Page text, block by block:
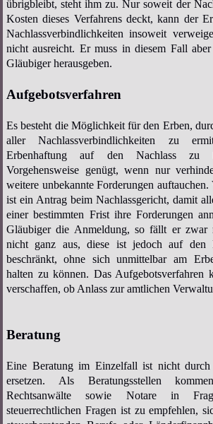
übrigbleibt, steht ihm zu. Nur soweit der
Kosten dieses Verfahrens deckt, kann der
Nachlassverbindlichkeiten insoweit
nicht ausreicht. Er muss in diesem Fall
Gläubiger herausgeben.
Aufgebotsverfahren
Es besteht die Möglichkeit für den Erben,
aller Nachlassverbindlichkeiten zu
Erbenhaftung auf den Nachlass zu
Vorgehensweise genügt, wenn nur
weitere unbekannte Forderungen
ist ein Antrag beim Nachlassgericht, damit
einer bestimmten Frist ihre Forderungen
Gläubiger die Anmeldung, so fällt er zwar
nicht ganz aus, diese ist jedoch auf den
beschränkt, ohne sich unmittelbar am
halten zu können. Das Aufgebotsverfahren
verschaffen, ob Anlass zur amtlichen
Beratung
Eine Beratung im Einzelfall ist nicht
ersetzen. Als Beratungsstellen
Rechtsanwälte sowie Notare in
steuerrechtlichen Fragen ist zu empfehlen,